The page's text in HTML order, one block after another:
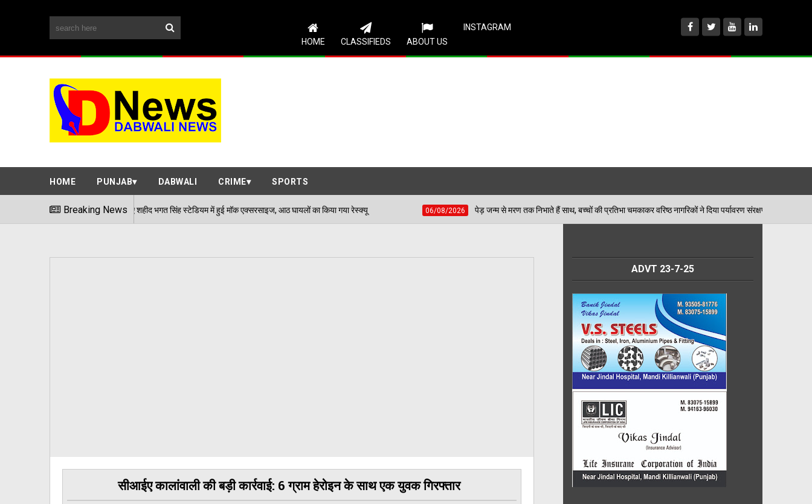
HOME CLASSIFIEDS ABOUT US
INSTAGRAM
HOME PUNJAB DABWALI CRIME SPORTS
Breaking News
से निपटने के लिए शहीद भगत सिंह स्टेडियम में हुई मॉक एक्सरसाइज, आठ घायलों का किया गया रेस्क्यू 06/08/2026 पेड़ जन्म से मरण तक निभाते हैं साथ, बच्चों की प्रतिभा चमकाकर वरिष्ठ नागरिकों ने दिया पर्यावरण संरक्षण का संदेश
सीआईए कालांवाली की बड़ी कार्रवाई: 6 ग्राम हेरोइन के साथ एक युवक गिरफ्तार
ADVT 23-7-25